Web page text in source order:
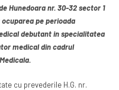
Hunedoara nr. 30-32 sector 1
ocuparea pe perioada
debutant in specialitatea
medical din cadrul
cu prevederile H.G. nr.